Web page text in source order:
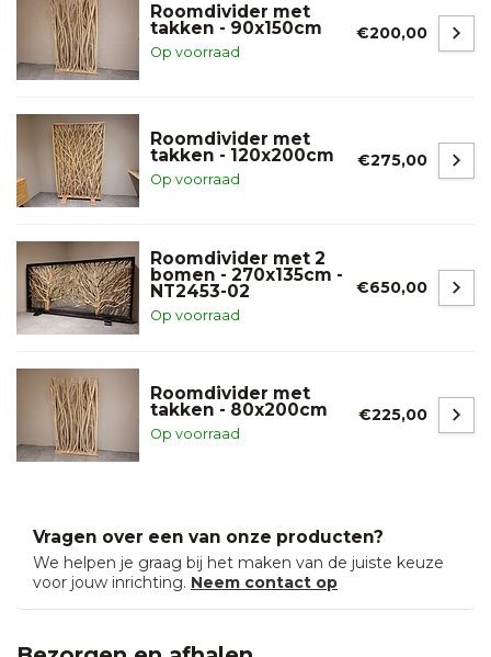
Roomdivider met
takken - 90x150cm
Op voorraad
€200,00
Roomdivider met
takken - 120x200cm
Op voorraad
€275,00
Roomdivider met 2
bomen - 270x135cm -
NT2453-02
Op voorraad
€650,00
Roomdivider met
takken - 80x200cm
Op voorraad
€225,00
Vragen over een van onze producten?
We helpen je graag bij het maken van de juiste keuze
voor jouw inrichting. Neem contact op